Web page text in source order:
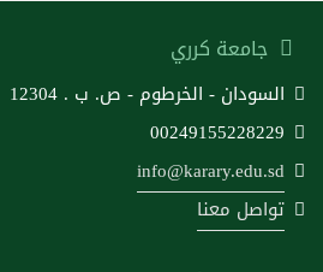
جامعة كرري
السودان - الخرطوم - ص. ب . 12304
00249155228229
info@karary.edu.sd
تواصل معنا